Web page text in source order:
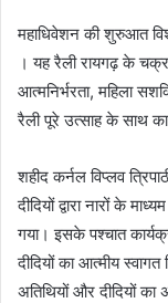
महाधिवेशन की शुरुआत
। यह रैली रायगढ़ के
आत्मनिर्भरता, महिला
रैली पूरे उत्साह के साथ
शहीद कर्नल विप्लव
दीदियों द्वारा नारों के
गया। इसके पश्चात
दीदियों का आत्मीय
अतिथियों और दीदियों